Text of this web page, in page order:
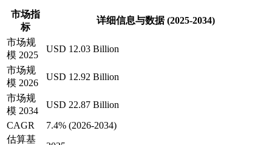
市场指
标
详细信息与数据 (2025-2034)
市场规
模 2025
USD 12.03 Billion
市场规
模 2026
USD 12.92 Billion
市场规
模 2034
USD 22.87 Billion
CAGR
7.4% (2026-2034)
估算基